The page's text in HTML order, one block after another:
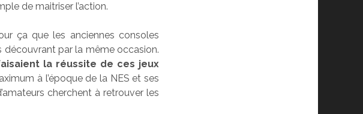
de maitriser l’action.
ça que les anciennes consoles
découvrant par la même occasion.
la réussite de ces jeux
à l’époque de la NES et ses
cherchent à retrouver les